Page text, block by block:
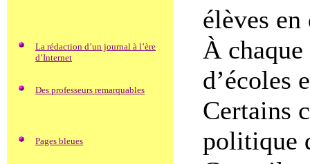
La rédaction d’un journal à l’ère
d’Internet
Des professeurs remarquables
Pages bleues
élèves
À chaque
d’écoles
Certains
politique